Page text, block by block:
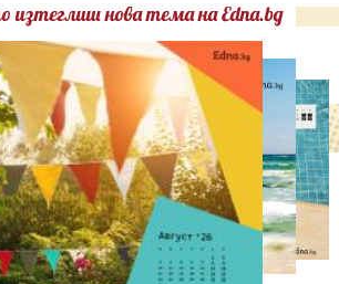
изтеглиш нова тема на Edna.bg
СВОБОДНО ВРЕМЕ
Ново бебе в кралското
семейство